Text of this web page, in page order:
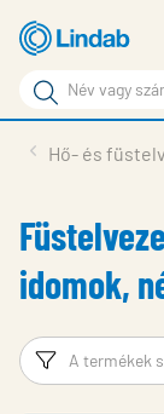
tartalomhoz
Keresési
kifejezés
Oldalak
keresése
Támogatás
Lindabról
Fenntarthatóság
Kapcsolat
Hő- és
idomok,
Szűrő